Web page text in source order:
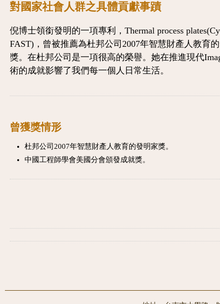
對國家社會人群之具體貢獻事蹟
倪博士領銜發明的一項專利，Thermal process
FAST)，曾被推薦為杜邦公司2007年智慧財產人教育
獎。在杜邦公司是一項很高的榮譽。她在推進現代
術的成就影響了我們每一個人日常生活。
曾獲獎情形
杜邦公司2007年智慧財產人教育的發明家獎。
中國工程師學會美國分會頒發成就獎。